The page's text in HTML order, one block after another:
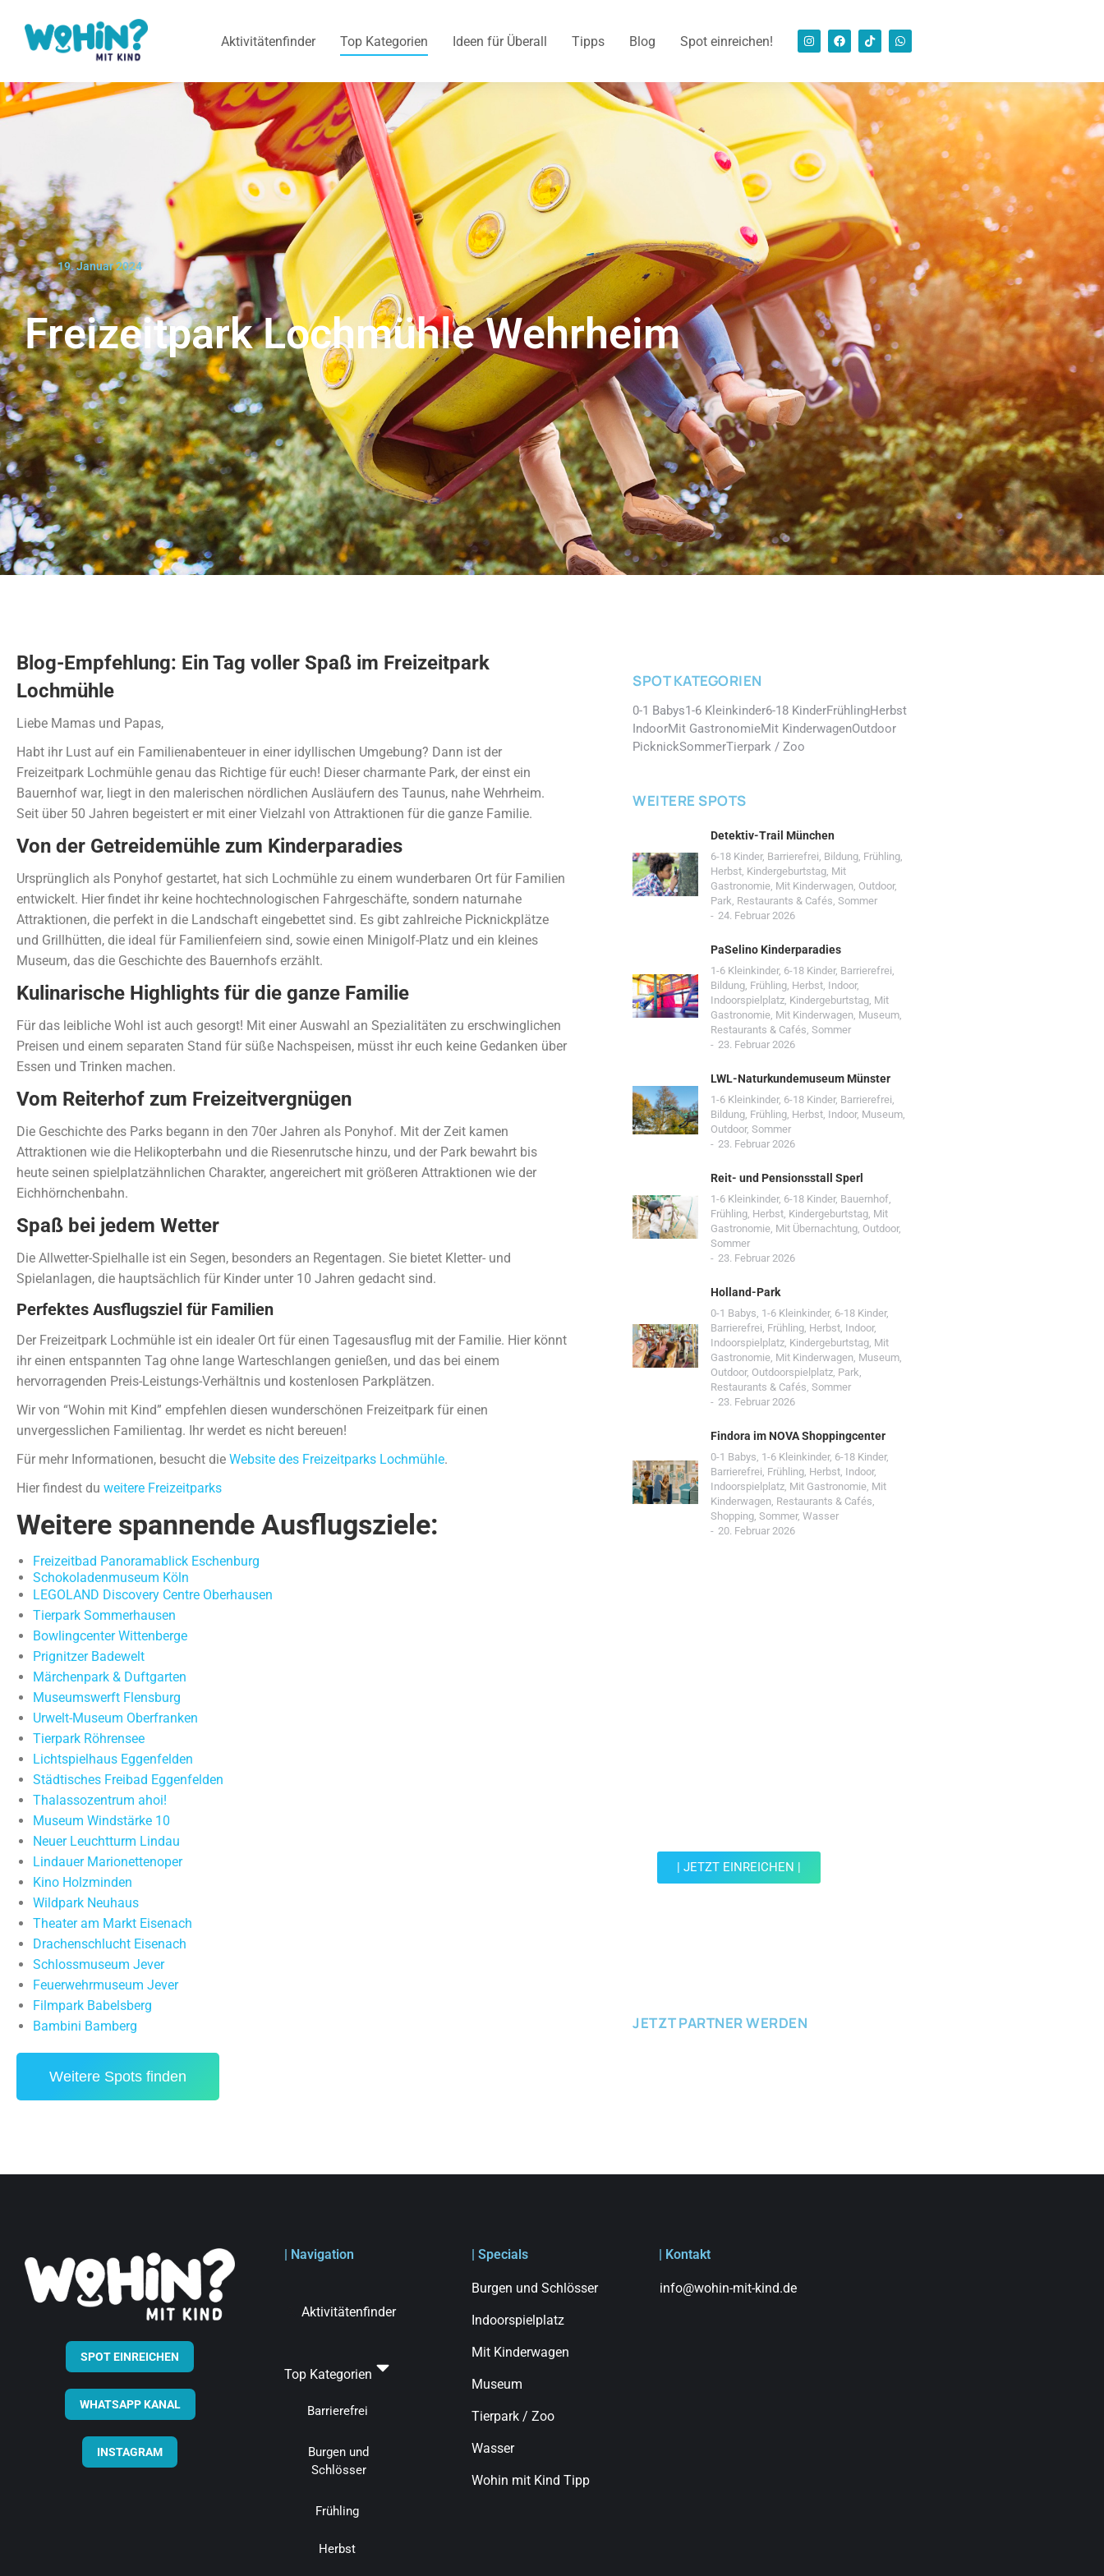
Aktivitätenfinder Top Kategorien Ideen für Überall Tipps Blog Spot einreichen!
19. Januar 2024
Freizeitpark Lochmühle Wehrheim
Blog-Empfehlung: Ein Tag voller Spaß im Freizeitpark
Lochmühle
Liebe Mamas und Papas,
Habt ihr Lust auf ein Familienabenteuer in einer idyllischen Umgebung? Dann ist der
Freizeitpark Lochmühle genau das Richtige für euch! Dieser charmante Park, der einst ein
Bauernhof war, liegt in den malerischen nördlichen Ausläufern des Taunus, nahe Wehrheim.
Seit über 50 Jahren begeistert er mit einer Vielzahl von Attraktionen für die ganze Familie.
Von der Getreidemühle zum Kinderparadies
Ursprünglich als Ponyhof gestartet, hat sich Lochmühle zu einem wunderbaren Ort für Familien
entwickelt. Hier findet ihr keine hochtechnologischen Fahrgeschäfte, sondern naturnahe
Attraktionen, die perfekt in die Landschaft eingebettet sind. Es gibt zahlreiche Picknickplätze
und Grillhütten, die ideal für Familienfeiern sind, sowie einen Minigolf-Platz und ein kleines
Museum, das die Geschichte des Bauernhofs erzählt.
Kulinarische Highlights für die ganze Familie
Für das leibliche Wohl ist auch gesorgt! Mit einer Auswahl an Spezialitäten zu erschwinglichen
Preisen und einem separaten Stand für süße Nachspeisen, müsst ihr euch keine Gedanken über
Essen und Trinken machen.
Vom Reiterhof zum Freizeitvergnügen
Die Geschichte des Parks begann in den 70er Jahren als Ponyhof. Mit der Zeit kamen
Attraktionen wie die Helikopterbahn und die Riesenrutsche hinzu, und der Park bewahrt bis
heute seinen spielplatzähnlichen Charakter, angereichert mit größeren Attraktionen wie der
Eichhörnchenbahn.
Spaß bei jedem Wetter
Die Allwetter-Spielhalle ist ein Segen, besonders an Regentagen. Sie bietet Kletter- und
Spielanlagen, die hauptsächlich für Kinder unter 10 Jahren gedacht sind.
Perfektes Ausflugsziel für Familien
Der Freizeitpark Lochmühle ist ein idealer Ort für einen Tagesausflug mit der Familie. Hier könnt
ihr einen entspannten Tag ohne lange Warteschlangen genießen, und das bei einem
hervorragenden Preis-Leistungs-Verhältnis und kostenlosen Parkplätzen.
Wir von “Wohin mit Kind” empfehlen diesen wunderschönen Freizeitpark für einen
unvergesslichen Familientag. Ihr werdet es nicht bereuen!
Für mehr Informationen, besucht die Website des Freizeitparks Lochmühle.
Hier findest du weitere Freizeitparks
Weitere spannende Ausflugsziele:
Freizeitbad Panoramablick Eschenburg
Schokoladenmuseum Köln
LEGOLAND Discovery Centre Oberhausen
Tierpark Sommerhausen
Bowlingcenter Wittenberge
Prignitzer Badewelt
Märchenpark & Duftgarten
Museumswerft Flensburg
Urwelt-Museum Oberfranken
Tierpark Röhrensee
Lichtspielhaus Eggenfelden
Städtisches Freibad Eggenfelden
Thalassozentrum ahoi!
Museum Windstärke 10
Neuer Leuchtturm Lindau
Lindauer Marionettenoper
Kino Holzminden
Wildpark Neuhaus
Theater am Markt Eisenach
Drachenschlucht Eisenach
Schlossmuseum Jever
Feuerwehrmuseum Jever
Filmpark Babelsberg
Bambini Bamberg
Weitere Spots finden
SPOT KATEGORIEN
0-1 Babys1-6 Kleinkinder6-18 KinderFrühlingHerbst
IndoorMit GastronomieMit KinderwagenOutdoor
PicknickSommerTierpark / Zoo
WEITERE SPOTS
Detektiv-Trail München
6-18 Kinder, Barrierefrei, Bildung, Frühling,
Herbst, Kindergeburtstag, Mit
Gastronomie, Mit Kinderwagen, Outdoor,
Park, Restaurants & Cafés, Sommer
24. Februar 2026
PaSelino Kinderparadies
1-6 Kleinkinder, 6-18 Kinder, Barrierefrei,
Bildung, Frühling, Herbst, Indoor,
Indoorspielplatz, Kindergeburtstag, Mit
Gastronomie, Mit Kinderwagen, Museum,
Restaurants & Cafés, Sommer
23. Februar 2026
LWL-Naturkundemuseum Münster
1-6 Kleinkinder, 6-18 Kinder, Barrierefrei,
Bildung, Frühling, Herbst, Indoor, Museum,
Outdoor, Sommer
23. Februar 2026
Reit- und Pensionsstall Sperl
1-6 Kleinkinder, 6-18 Kinder, Bauernhof,
Frühling, Herbst, Kindergeburtstag, Mit
Gastronomie, Mit Übernachtung, Outdoor,
Sommer
23. Februar 2026
Holland-Park
0-1 Babys, 1-6 Kleinkinder, 6-18 Kinder,
Barrierefrei, Frühling, Herbst, Indoor,
Indoorspielplatz, Kindergeburtstag, Mit
Gastronomie, Mit Kinderwagen, Museum,
Outdoor, Outdoorspielplatz, Park,
Restaurants & Cafés, Sommer
23. Februar 2026
Findora im NOVA Shoppingcenter
0-1 Babys, 1-6 Kleinkinder, 6-18 Kinder,
Barrierefrei, Frühling, Herbst, Indoor,
Indoorspielplatz, Mit Gastronomie, Mit
Kinderwagen, Restaurants & Cafés,
Shopping, Sommer, Wasser
20. Februar 2026
| JETZT EINREICHEN |
JETZT PARTNER WERDEN
SPOT EINREICHEN
WHATSAPP KANAL
INSTAGRAM
| Navigation
Aktivitätenfinder
Top Kategorien
Barrierefrei
Burgen und
Schlösser
Frühling
Herbst
| Specials
Burgen und Schlösser
Indoorspielplatz
Mit Kinderwagen
Museum
Tierpark / Zoo
Wasser
Wohin mit Kind Tipp
| Kontakt
info@wohin-mit-kind.de